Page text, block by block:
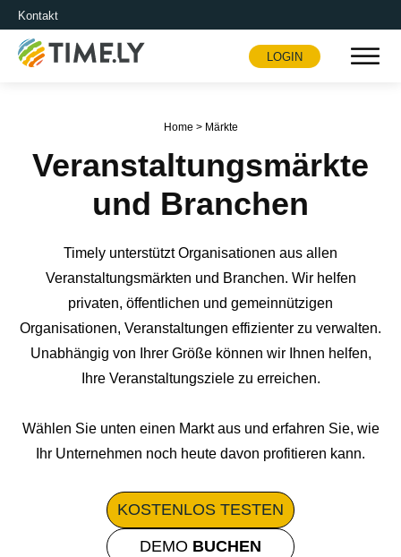
Kontakt
Timely
LOGIN
Home > Märkte
Veranstaltungsmärkte
und Branchen
Timely unterstützt Organisationen aus allen
Veranstaltungsmärkten und Branchen. Wir helfen
privaten, öffentlichen und gemeinnützigen
Organisationen, Veranstaltungen effizienter zu verwalten.
Unabhängig von Ihrer Größe können wir Ihnen helfen,
Ihre Veranstaltungsziele zu erreichen.
Wählen Sie unten einen Markt aus und erfahren Sie, wie
Ihr Unternehmen noch heute davon profitieren kann.
KOSTENLOS TESTEN
DEMO BUCHEN